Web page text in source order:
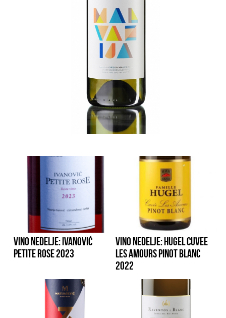
VINO NEDELJE: IVANOVIĆ
PETITE ROSE 2023
VINO NEDELJE: HUGEL CUVEE
LES AMOURS PINOT BLANC
2022